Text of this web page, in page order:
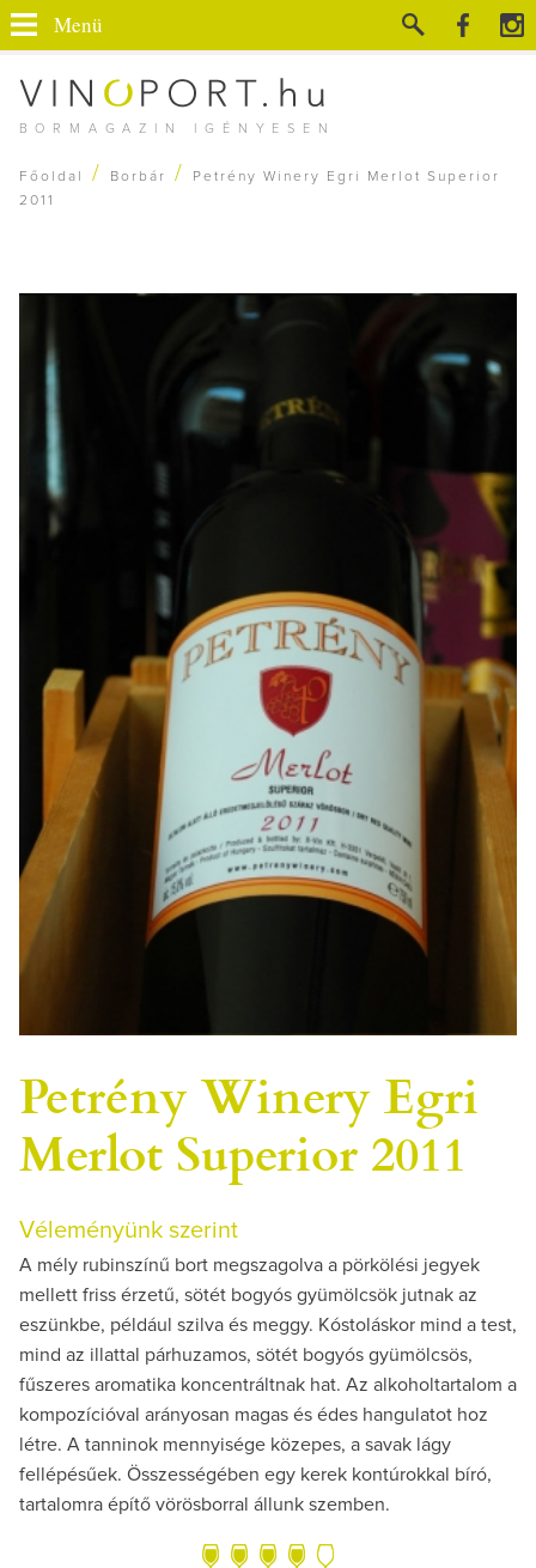
BORMAGAZIN IGÉNYESEN
Menü
Főoldal / Borbár /
Petrény Winery Egri Merlot Superior
2011
Petrény Winery Egri
Merlot Superior 2011
Véleményünk szerint
A mély rubinszínű bort megszagolva a pörkölési jegyek
mellett friss érzetű, sötét bogyós gyümölcsök jutnak az
eszünkbe, például szilva és meggy. Kóstoláskor mind a test,
mind az illattal párhuzamos, sötét bogyós gyümölcsös,
fűszeres aromatika koncentráltnak hat. Az alkoholtartalom a
kompozícióval arányosan magas és édes hangulatot hoz
létre. A tanninok mennyisége közepes, a savak lágy
fellépésűek. Összességében egy kerek kontúrokkal bíró,
tartalomra építő vörösborral állunk szemben.